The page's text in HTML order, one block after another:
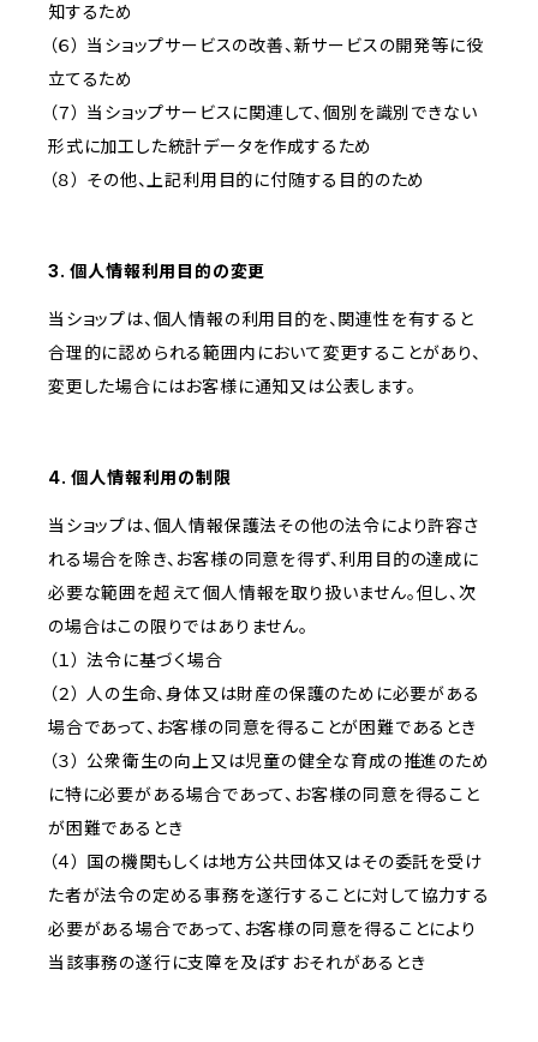
知するため
（６） 当ショップサービスの改善、新サービスの開発等に役
立てるため
（７） 当ショップサービスに関連して、個別を識別できない
形式に加工した統計データを作成するため
（８） その他、上記利用目的に付随する目的のため
3. 個人情報利用目的の変更
当ショップは、個人情報の利用目的を、関連性を有すると
合理的に認められる範囲内において変更することがあり、
変更した場合にはお客様に通知又は公表します。
4. 個人情報利用の制限
当ショップは、個人情報保護法その他の法令により許容さ
れる場合を除き、お客様の同意を得ず、利用目的の達成に
必要な範囲を超えて個人情報を取り扱いません。但し、次
の場合はこの限りではありません。
（１） 法令に基づく場合
（２） 人の生命、身体又は財産の保護のために必要がある
場合であって、お客様の同意を得ることが困難であるとき
（３） 公衆衛生の向上又は児童の健全な育成の推進のため
に特に必要がある場合であって、お客様の同意を得ること
が困難であるとき
（４） 国の機関もしくは地方公共団体又はその委託を受け
た者が法令の定める事務を遂行することに対して協力する
必要がある場合であって、お客様の同意を得ることにより
当該事務の遂行に支障を及ぼすおそれがあるとき